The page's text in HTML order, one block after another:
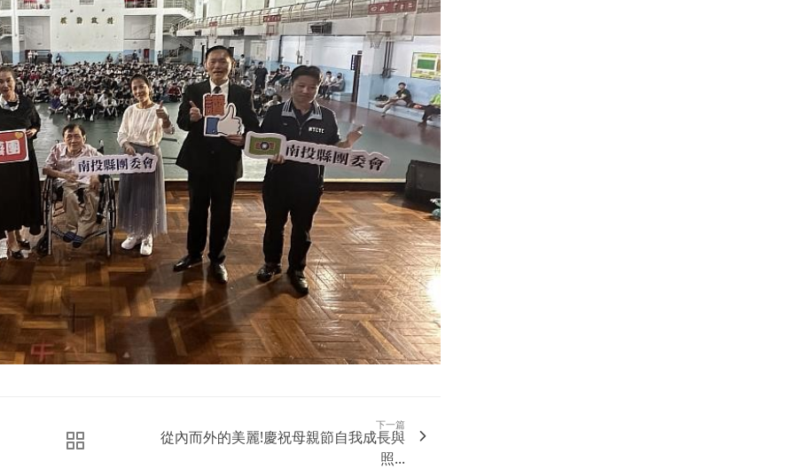
下一篇
從內而外的美麗!慶祝母親節自我成長與
照...